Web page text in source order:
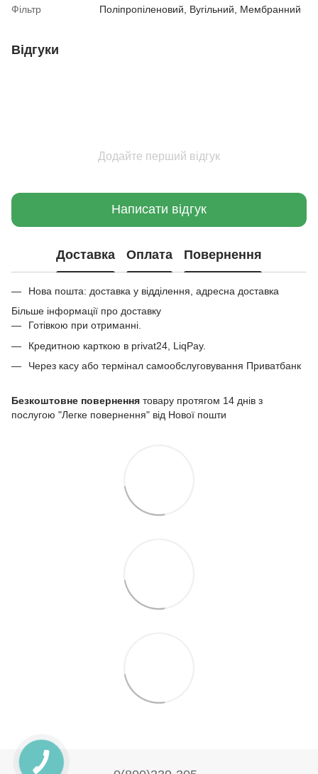
Фільтр Поліпропіленовий, Вугільний, Мембранний
Відгуки
Додайте перший відгук
Написати відгук
Доставка Оплата Повернення
Нова пошта: доставка у відділення, адресна доставка
Більше інформації про доставку
Готівкою при отриманні.
Кредитною карткою в privat24, LiqPay.
Через касу або термінал самообслуговування Приватбанк
Безкоштовне повернення товару протягом 14 днів з
послугою "Легке повернення" від Нової пошти